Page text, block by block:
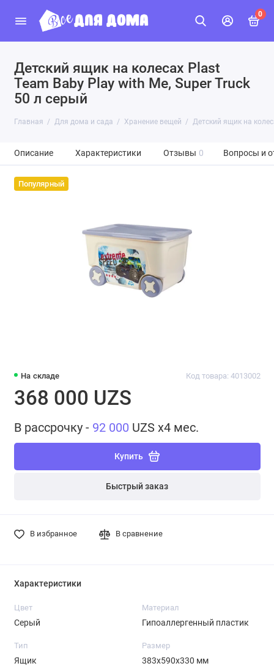
0
Детский ящик на колесах Plast
Team Baby Play with Me, Super Truck
50 л серый
Главная Для дома и сада Хранение вещей Детский ящик на
Описание Характеристики Отзывы 0 Вопросы и
Популярный
На складе Код товара: 4013002
368 000 UZS
В рассрочку - 92 000 UZS x4 мес.
Купить
Быстрый заказ
В избранное В сравнение
Характеристики
Цвет
Серый
Материал
Гипоаллергенный пластик
Тип
Ящик
Размер
383х590х330 мм